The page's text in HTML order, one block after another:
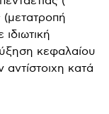
(μετατροπή
κεφαλαίου
κατά